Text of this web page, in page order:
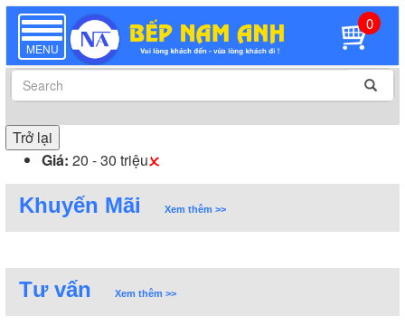
TOGGLE
NAVIGATION
MENU
0
Trở lại
Giá: 20 - 30 triệu
Khuyến Mãi Xem thêm >>
Tư vấn Xem thêm >>